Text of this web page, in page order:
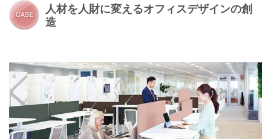
人材を人財に変えるオフィスデザインの創
造